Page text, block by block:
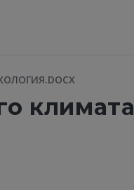
климата